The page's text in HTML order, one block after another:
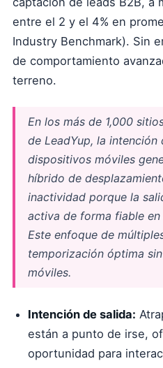
entre el 2 y el 4% en
Industry Benchmark). Sin
de comportamiento
terreno.
En los más de 1,000
de LeadYup, la intención
dispositivos móviles
híbrido de
inactividad porque la
activa de forma fiable
Este enfoque de
temporización óptima
móviles.
Intención de salida:
están a punto de irse,
oportunidad para